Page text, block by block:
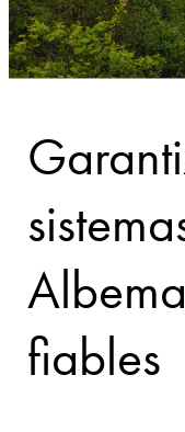
fiables